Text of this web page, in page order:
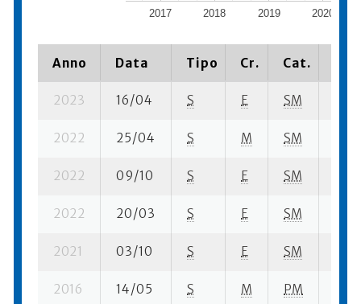
2017 2018 2019 2020
Anno Data Tipo Cr. Cat.
2023 16/04 S E SM
2022 25/04 S M SM
2022 09/10 S E SM
2022 20/03 S E SM
2021 03/10 S E SM
2016 14/05 S M PM